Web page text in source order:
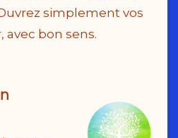
simplement vos
bon sens.